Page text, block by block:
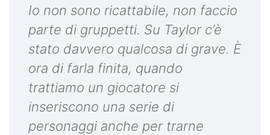
Io non sono ricattabile, non faccio
parte di gruppetti. Su Taylor c’è
stato davvero qualcosa di grave. È
ora di farla finita, quando
trattiamo un giocatore si
inseriscono una serie di
personaggi anche per trarne